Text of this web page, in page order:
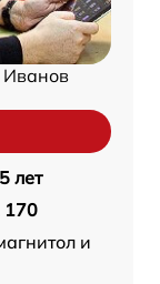
Иванов
5 лет
170
и